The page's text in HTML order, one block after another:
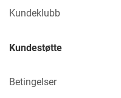
Kundeklubb
Kundestøtte
Betingelser